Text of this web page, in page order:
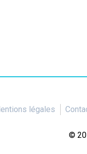
légales
©